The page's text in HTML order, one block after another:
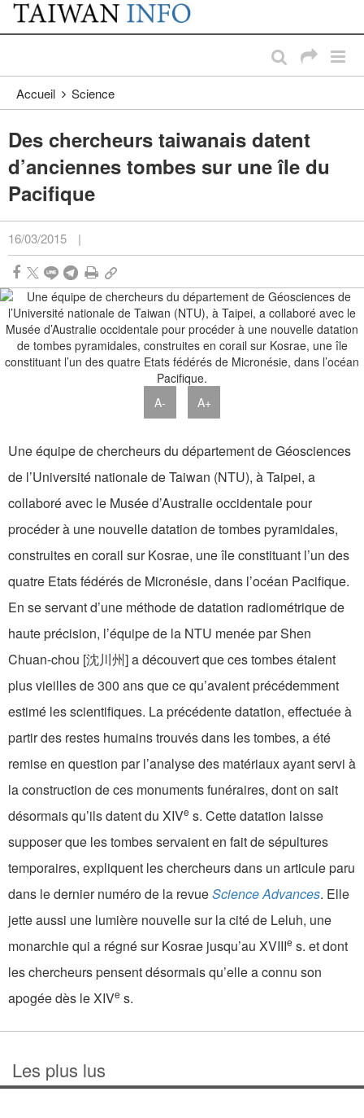
Passer au contenu principal
:::
Accueil Science
Des chercheurs taiwanais datent
d’anciennes tombes sur une île du
Pacifique
16/03/2015 |
A- A+
Une équipe de chercheurs du département de Géosciences
de l’Université nationale de Taiwan (NTU), à Taipei, a
collaboré avec le Musée d’Australie occidentale pour
procéder à une nouvelle datation de tombes pyramidales,
construites en corail sur Kosrae, une île constituant l’un des
quatre Etats fédérés de Micronésie, dans l’océan Pacifique.
En se servant d’une méthode de datation radiométrique de
haute précision, l’équipe de la NTU menée par Shen
Chuan-chou [沈川州] a découvert que ces tombes étaient
plus vieilles de 300 ans que ce qu’avaient précédemment
estimé les scientifiques. La précédente datation, effectuée à
partir des restes humains trouvés dans les tombes, a été
remise en question par l’analyse des matériaux ayant servi à
la construction de ces monuments funéraires, dont on sait
désormais qu’ils datent du XIVe s. Cette datation laisse
supposer que les tombes servaient en fait de sépultures
temporaires, expliquent les chercheurs dans un articule paru
dans le dernier numéro de la revueScience Advances. Elle
jette aussi une lumière nouvelle sur la cité de Leluh, une
monarchie qui a régné sur Kosrae jusqu’au XVIIIe s. et dont
les chercheurs pensent désormais qu’elle a connu son
apogée dès le XIVe s.
Les plus lus